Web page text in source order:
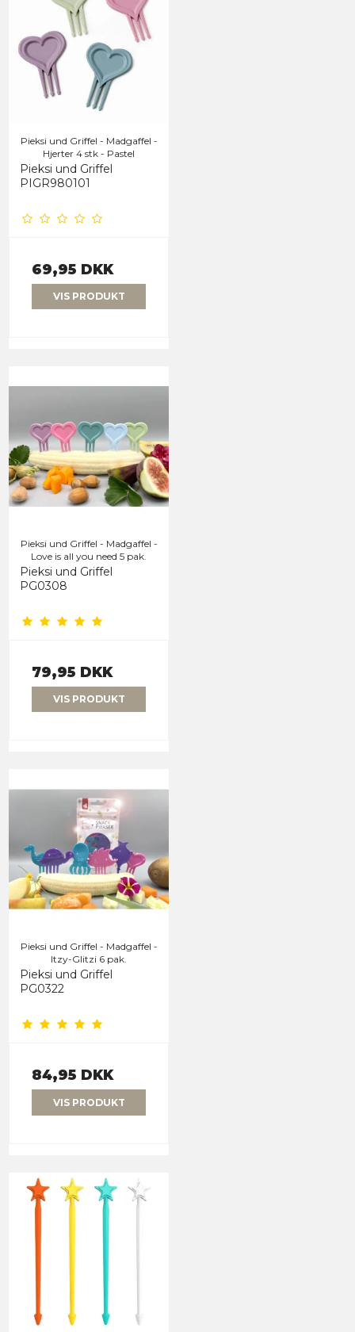
Pieksi und Griffel - Madgaffel -
Hjerter 4 stk - Pastel
Pieksi und Griffel
PIGR980101
69,95 DKK
VIS PRODUKT
Pieksi und Griffel - Madgaffel -
Love is all you need 5 pak.
Pieksi und Griffel
PG0308
79,95 DKK
VIS PRODUKT
Pieksi und Griffel - Madgaffel -
Itzy-Glitzi 6 pak.
Pieksi und Griffel
PG0322
84,95 DKK
VIS PRODUKT